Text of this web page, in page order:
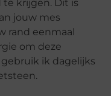
krijgen. Dit is
jouw mes
rand eenmaal
om deze
ik dagelijks